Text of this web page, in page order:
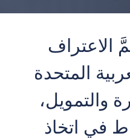
الاعتراف
المتحدة
والتمويل،
في اتخاذ